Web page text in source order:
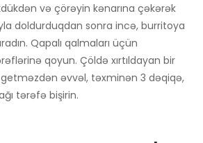
və çörəyin kənarına çəkərək
doldurduqdan sonra incə, burritoya
Qapalı qalmaları üçün
qoyun. Çöldə xırtıldayan bir
əvvəl, təxminən 3 dəqiqə,
tərəfə bişirin.